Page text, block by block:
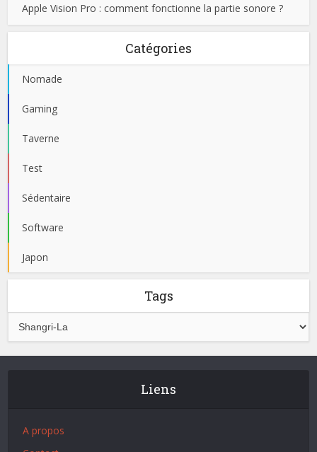
Apple Vision Pro : comment fonctionne la partie sonore ?
Catégories
Nomade
Gaming
Taverne
Test
Sédentaire
Software
Japon
Tags
Liens
A propos